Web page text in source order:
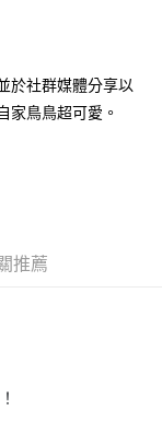
於社群媒體分享以
家鳥鳥超可愛。
推薦